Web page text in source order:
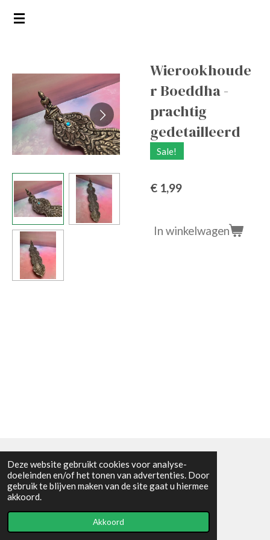
Deze website gebruikt cookies voor analyse-
doeleinden en/of het tonen van advertenties. Door
gebruik te blijven maken van de site gaat u hiermee
akkoord.
Akkoord
Ga
Wierookhoude
r Boeddha -
prachtig
gedetailleerd
Sale!
€ 1,99
In winkelwagen
Algemene voorwaarden
© 2021 - RC en mineralenshop Het vlinderpad